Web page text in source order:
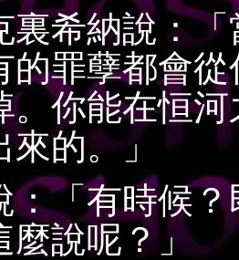
納說：「
的罪孽都會
。你能在恒
的。」
有時候？
麼說呢？」